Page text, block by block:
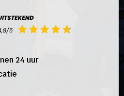
24 uur